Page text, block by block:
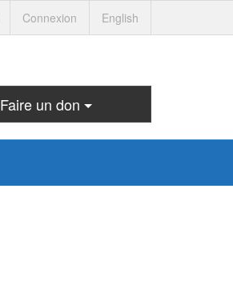
Connexion English
Faire un don